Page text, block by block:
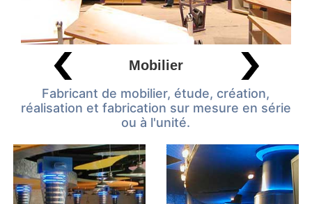
Mobilier
Fabricant de mobilier, étude, création,
réalisation et fabrication sur mesure en série
ou à l'unité.